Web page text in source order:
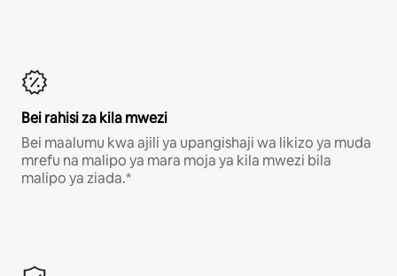
Bei rahisi za kila mwezi
Bei maalumu kwa ajili ya upangishaji wa likizo ya muda
mrefu na malipo ya mara moja ya kila mwezi bila
malipo ya ziada.*